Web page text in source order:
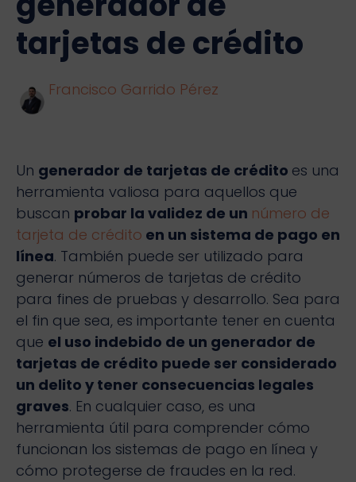
tarjetas de crédito
Francisco Garrido Pérez
Un generador de tarjetas de crédito es una
herramienta valiosa para aquellos que
buscan probar la validez de un número de
tarjeta de crédito en un sistema de pago en
línea. También puede ser utilizado para
generar números de tarjetas de crédito
para fines de pruebas y desarrollo. Sea para
el fin que sea, es importante tener en cuenta
que el uso indebido de un generador de
tarjetas de crédito puede ser considerado
un delito y tener consecuencias legales
graves. En cualquier caso, es una
herramienta útil para comprender cómo
funcionan los sistemas de pago en línea y
cómo protegerse de fraudes en la red.